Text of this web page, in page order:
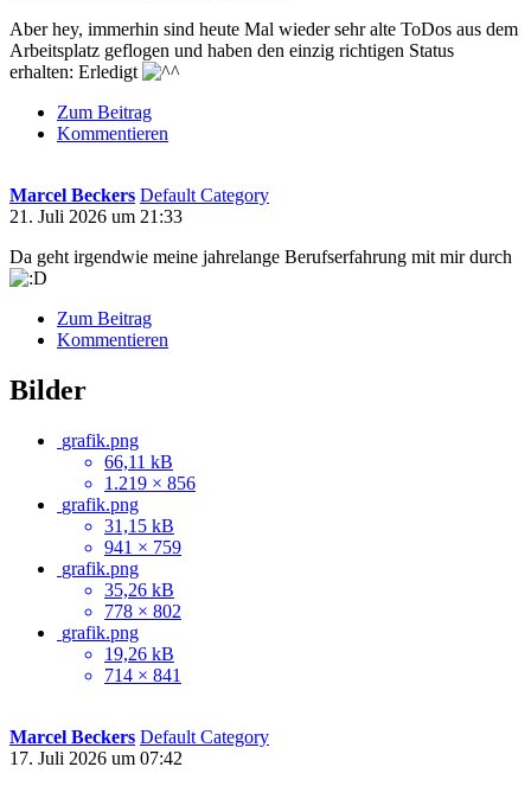
Aber hey, immerhin sind heute Mal wieder sehr alte ToDos aus dem
Arbeitsplatz geflogen und haben den einzig richtigen Status
erhalten: Erledigt
Zum Beitrag
Kommentieren
Marcel Beckers Default Category
21. Juli 2026 um 21:33
Da geht irgendwie meine jahrelange Berufserfahrung mit mir durch
Zum Beitrag
Kommentieren
Bilder
grafik.png
66,11 kB
1.219 × 856
grafik.png
31,15 kB
941 × 759
grafik.png
35,26 kB
778 × 802
grafik.png
19,26 kB
714 × 841
Marcel Beckers Default Category
17. Juli 2026 um 07:42